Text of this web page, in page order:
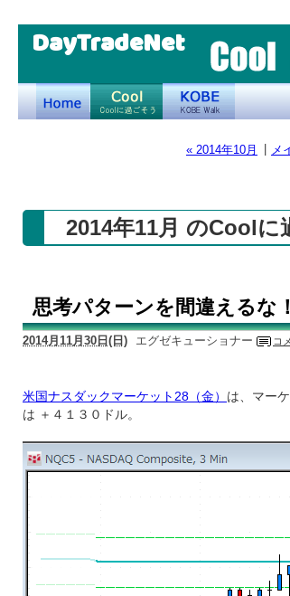
DayTradeNet
« 2014年10月 メ
2014年11月 のCoolに
思考パターンを間違えるな！
2014月11月30日(日) エグゼキューショナー コ
米国ナスダックマーケット28（金） は、マー
は ＋４１３０ドル。